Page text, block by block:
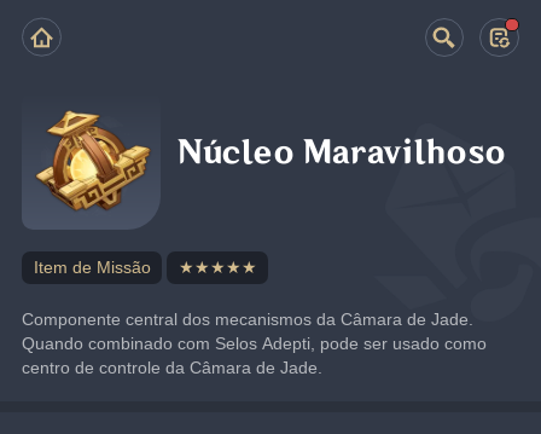
Núcleo Maravilhoso
Item de Missão ★★★★★
Componente central dos mecanismos da Câmara de Jade.
Quando combinado com Selos Adepti, pode ser usado como
centro de controle da Câmara de Jade.